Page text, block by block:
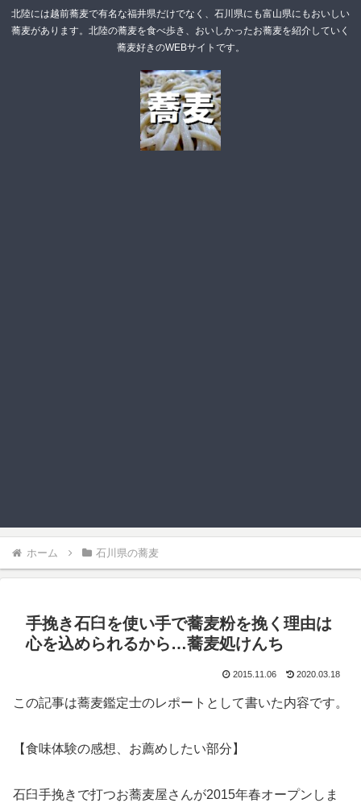
北陸には越前蕎麦で有名な福井県だけでなく、石川県にも富山県にもおいしい
蕎麦があります。北陸の蕎麦を食べ歩き、おいしかったお蕎麦を紹介していく
蕎麦好きのWEBサイトです。
ホーム 石川県の蕎麦
手挽き石臼を使い手で蕎麦粉を挽く理由は
心を込められるから…蕎麦処けんち
2015.11.06 2020.03.18
この記事は蕎麦鑑定士のレポートとして書いた内容です。
【食味体験の感想、お薦めしたい部分】
石臼手挽きで打つお蕎麦屋さんが2015年春オープンしま